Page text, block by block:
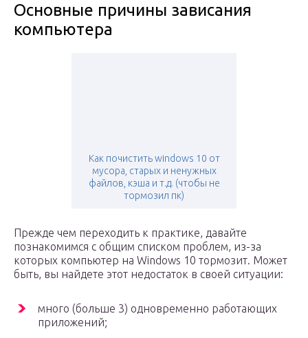
Основные причины зависания
компьютера
Как почистить windows 10 от
мусора, старых и ненужных
файлов, кэша и т.д. (чтобы не
тормозил пк)
Прежде чем переходить к практике, давайте
познакомимся с общим списком проблем, из-за
которых компьютер на Windows 10 тормозит. Может
быть, вы найдете этот недостаток в своей ситуации:
много (больше 3) одновременно работающих
приложений;